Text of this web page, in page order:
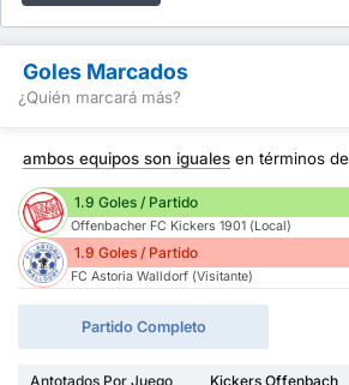
Goles Marcados
¿Quién marcará más?
ambos equipos son iguales en términos de
1.9 Goles / Partido
Offenbacher FC Kickers 1901 (Local)
1.9 Goles / Partido
FC Astoria Walldorf (Visitante)
Partido Completo
Antotados Por Juego Kickers Offenbach